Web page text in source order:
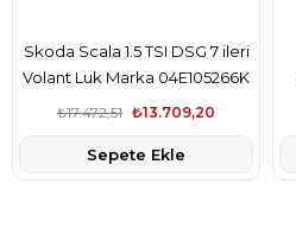
Skoda Scala 1.5 TSI DSG 7 ileri
Volant Luk Marka 04E105266K
₺13.709,20
₺17.472,51
Sepete Ekle